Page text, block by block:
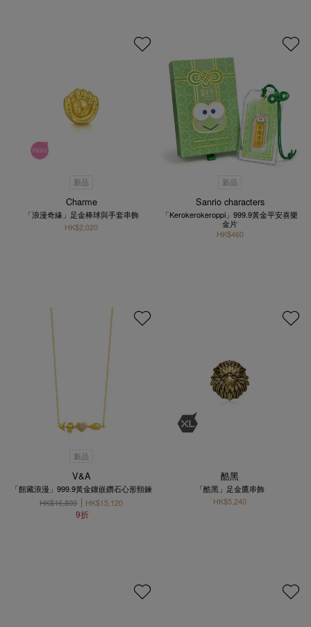
新品
Charme
「浪漫奇緣」足金棒球與手套串飾
HK$2,020
新品
Sanrio characters
「Kerokerokeroppi」999.9黃金平安喜樂
金片
HK$460
新品
V&A
「館藏浪漫」999.9黃金鑲嵌鑽石心形頸鍊
HK$16,800
HK$15,120
9折
酷黑
「酷黑」足金鷹串飾
HK$5,240